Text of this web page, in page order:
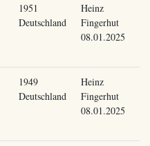
1951
Deutschland
Heinz
Fingerhut
08.01.2025
1949
Deutschland
Heinz
Fingerhut
08.01.2025